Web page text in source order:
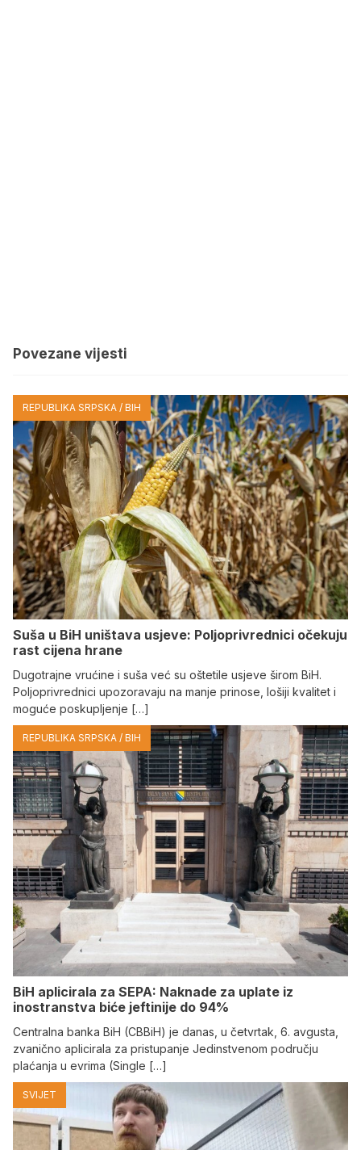
Povezane vijesti
REPUBLIKA SRPSKA / BIH
Suša u BiH uništava usjeve: Poljoprivrednici očekuju
rast cijena hrane
Dugotrajne vrućine i suša već su oštetile usjeve širom BiH.
Poljoprivrednici upozoravaju na manje prinose, lošiji kvalitet i
moguće poskupljenje […]
REPUBLIKA SRPSKA / BIH
BiH aplicirala za SEPA: Naknade za uplate iz
inostranstva biće jeftinije do 94%
Centralna banka BiH (CBBiH) je danas, u četvrtak, 6. avgusta,
zvanično aplicirala za pristupanje Jedinstvenom području
plaćanja u evrima (Single […]
SVIJET